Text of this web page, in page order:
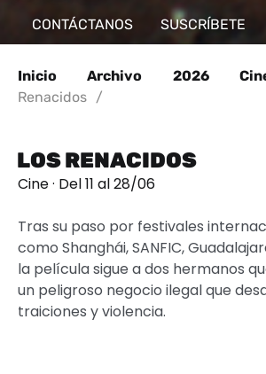
CONTÁCTANOS SUSCRÍBETE
Inicio Archivo 2026
Renacidos /
LOS RENACIDOS
Cine · Del 11 al 28/06
Tras su paso por festivales
como Shanghái, SANFIC,
la película sigue a dos hermanos
un peligroso negocio ilegal que
traiciones y violencia.